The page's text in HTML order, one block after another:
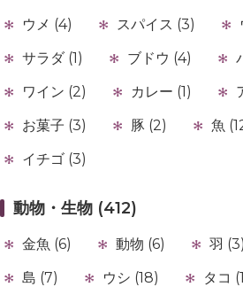
ウメ (4)
スパイス (3)
サラダ (1)
ブドウ (4)
ワイン (2)
カレー (1)
お菓子 (3)
豚 (2) 魚
イチゴ (3)
動物・生物 (412)
金魚 (6) 動物 (6) 羽 (3)
島 (7)
ウシ (18) タコ